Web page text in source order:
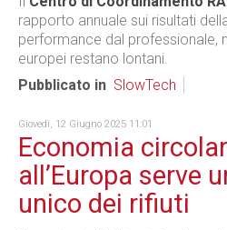
rapporto annuale sui risultati
performance dal professionale,
europei restano lontani.
Pubblicato in SlowTech
Giovedì, 12 Giugno 2025 11:01
Economia
all’Europa serve
unico dei rifiuti